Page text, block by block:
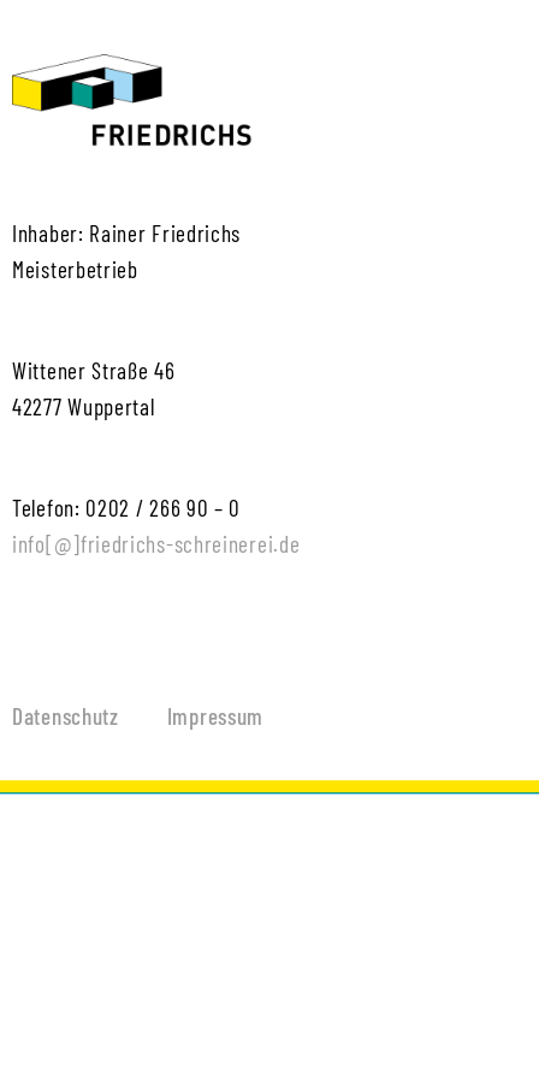
Inhaber: Rainer Friedrichs
Meisterbetrieb
Wittener Straße 46
42277 Wuppertal
Telefon: 0202 / 266 90 – 0
info[@]friedrichs-schreinerei.de
Datenschutz Impressum